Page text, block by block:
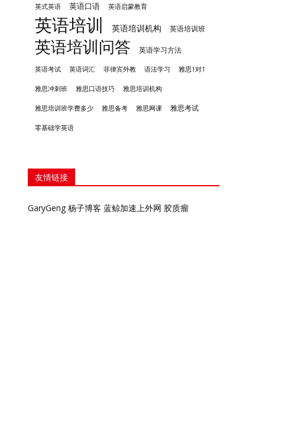
英式英语 英语口语 英语启蒙教育
英语培训 英语培训机构 英语培训班
英语培训问答 英语学习方法
英语考试 英语词汇 菲律宾外教 语法学习 雅思1对1
雅思冲刺班 雅思口语技巧 雅思培训机构
雅思培训班学费多少 雅思备考 雅思网课 雅思考试
零基础学英语
友情链接
GaryGeng 杨子博客 蓝鲸加速上外网 胶质瘤